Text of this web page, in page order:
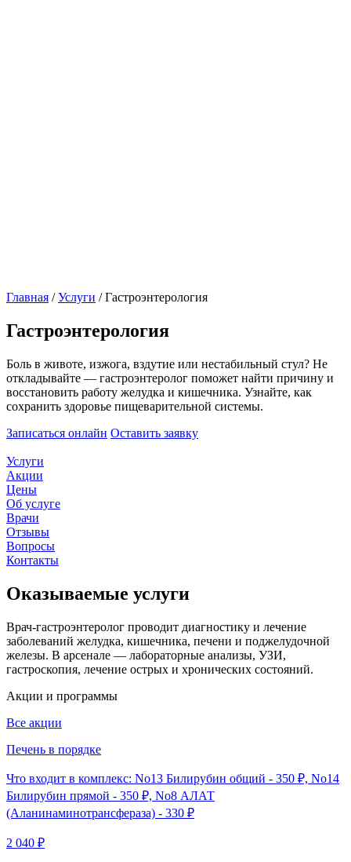
Главная /Услуги /Гастроэнтерология
Гастроэнтерология
Боль в животе, изжога, вздутие или нестабильный стул? Не
откладывайте — гастроэнтеролог поможет найти причину и
восстановить работу желудка и кишечника. Узнайте, как
сохранить здоровье пищеварительной системы.
Записаться онлайн Оставить заявку
Услуги
Акции
Цены
Об услуге
Врачи
Отзывы
Вопросы
Контакты
Оказываемые услуги
Врач-гастроэнтеролог проводит диагностику и лечение
заболеваний желудка, кишечника, печени и поджелудочной
железы. В арсенале — лабораторные анализы, УЗИ,
гастроскопия, лечение острых и хронических состояний.
Акции и программы
Все акции
Печень в порядке
Что входит в комплекс: No13 Билирубин общий - 350 ₽, No14
Билирубин прямой - 350 ₽, No8 АЛАТ
(Аланинаминотрансфераза) - 330 ₽
2 040 ₽